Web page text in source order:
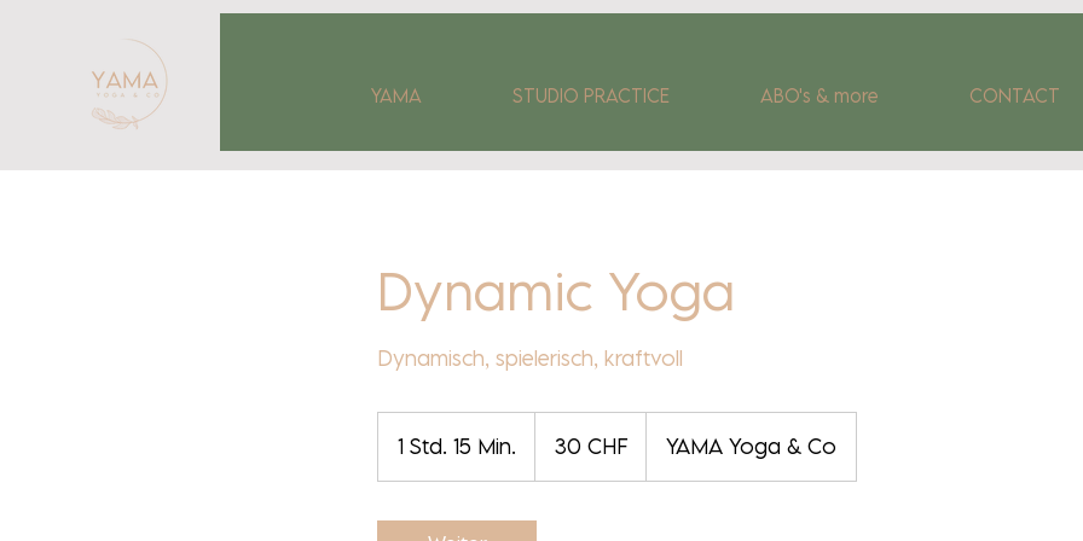
YAMA STUDIO PRACTICE ABO's & more CONTACT
Dynamic Yoga
Dynamisch, spielerisch, kraftvoll
1 Std. 15 Min.
S
Franken
30 CHF YAMA Yoga & Co